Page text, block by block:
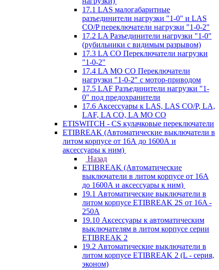
17.1 LAS малогабаритные
разъединители нагрузки "1-0" и LAS
CO/P переключатели нагрузки "1-0-2"
17.2 LA Разъединители нагрузки "1-0"
(рубильники с видимым разрывом)
17.3 LA CO Переключатели нагрузки
"1-0-2"
17.4 LA MO CO Переключатели
нагрузки "1-0-2" с мотор-приводом
17.5 LAF Разъединители нагрузки "1-
0" под предохранители
17.6 Аксессуары к LAS, LAS CO/P, LA,
LAF, LA CO, LA MO CO
ETISWITCH - CS кулачковые переключатели
ETIBREAK (Автоматические выключатели в
литом корпусе от 16А до 1600А и
аксессуары к ним)
Назад
ETIBREAK (Автоматические
выключатели в литом корпусе от 16А
до 1600А и аксессуары к ним)
19.1 Автоматические выключатели в
литом корпусе ETIBREAK 2S от 16A -
250A
19.10 Аксессуары к автоматическим
выключателям в литом корпусе серии
ETIBREAK 2
19.2 Автоматические выключатели в
литом корпусе ETIBREAK 2 (L - серия,
эконом)